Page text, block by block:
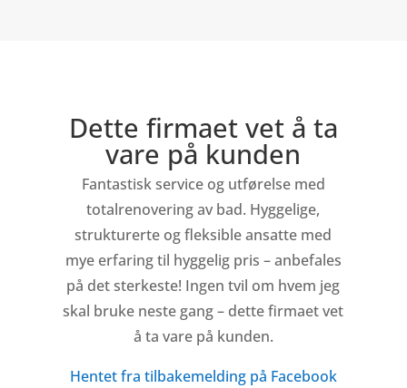
Dette firmaet vet å ta
vare på kunden
Fantastisk service og utførelse med
totalrenovering av bad. Hyggelige,
strukturerte og fleksible ansatte med
mye erfaring til hyggelig pris – anbefales
på det sterkeste! Ingen tvil om hvem jeg
skal bruke neste gang – dette firmaet vet
å ta vare på kunden.
Hentet fra tilbakemelding på Facebook